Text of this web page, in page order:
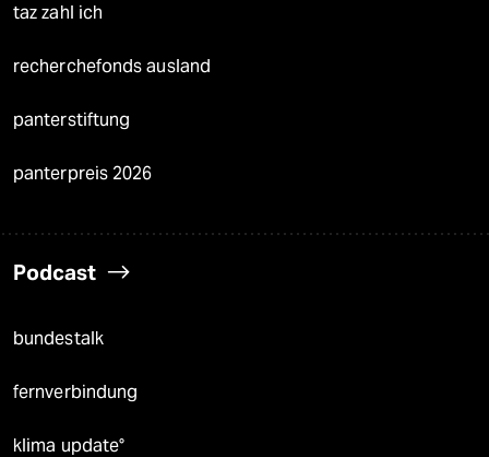
taz zahl ich
recherchefonds ausland
panterstiftung
panterpreis 2026
Podcast
bundestalk
fernverbindung
klima update°